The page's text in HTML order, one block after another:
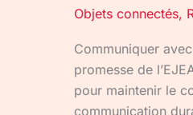
Objets connectés,
Communiquer
promesse de
pour maintenir le
communication